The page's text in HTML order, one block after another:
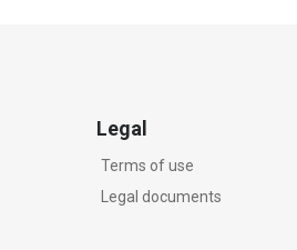
Legal
Terms of use
Legal documents